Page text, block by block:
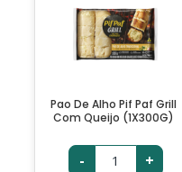
Pao De Alho Pif Paf Grill
Com Queijo (1X300G)
- +